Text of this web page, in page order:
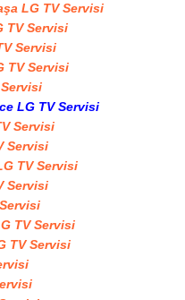
LG TV Servisi
TV Servisi
Servisi
TV Servisi
LG TV Servisi
Servisi
Servisi
TV Servisi
Servisi
TV Servisi
TV Servisi